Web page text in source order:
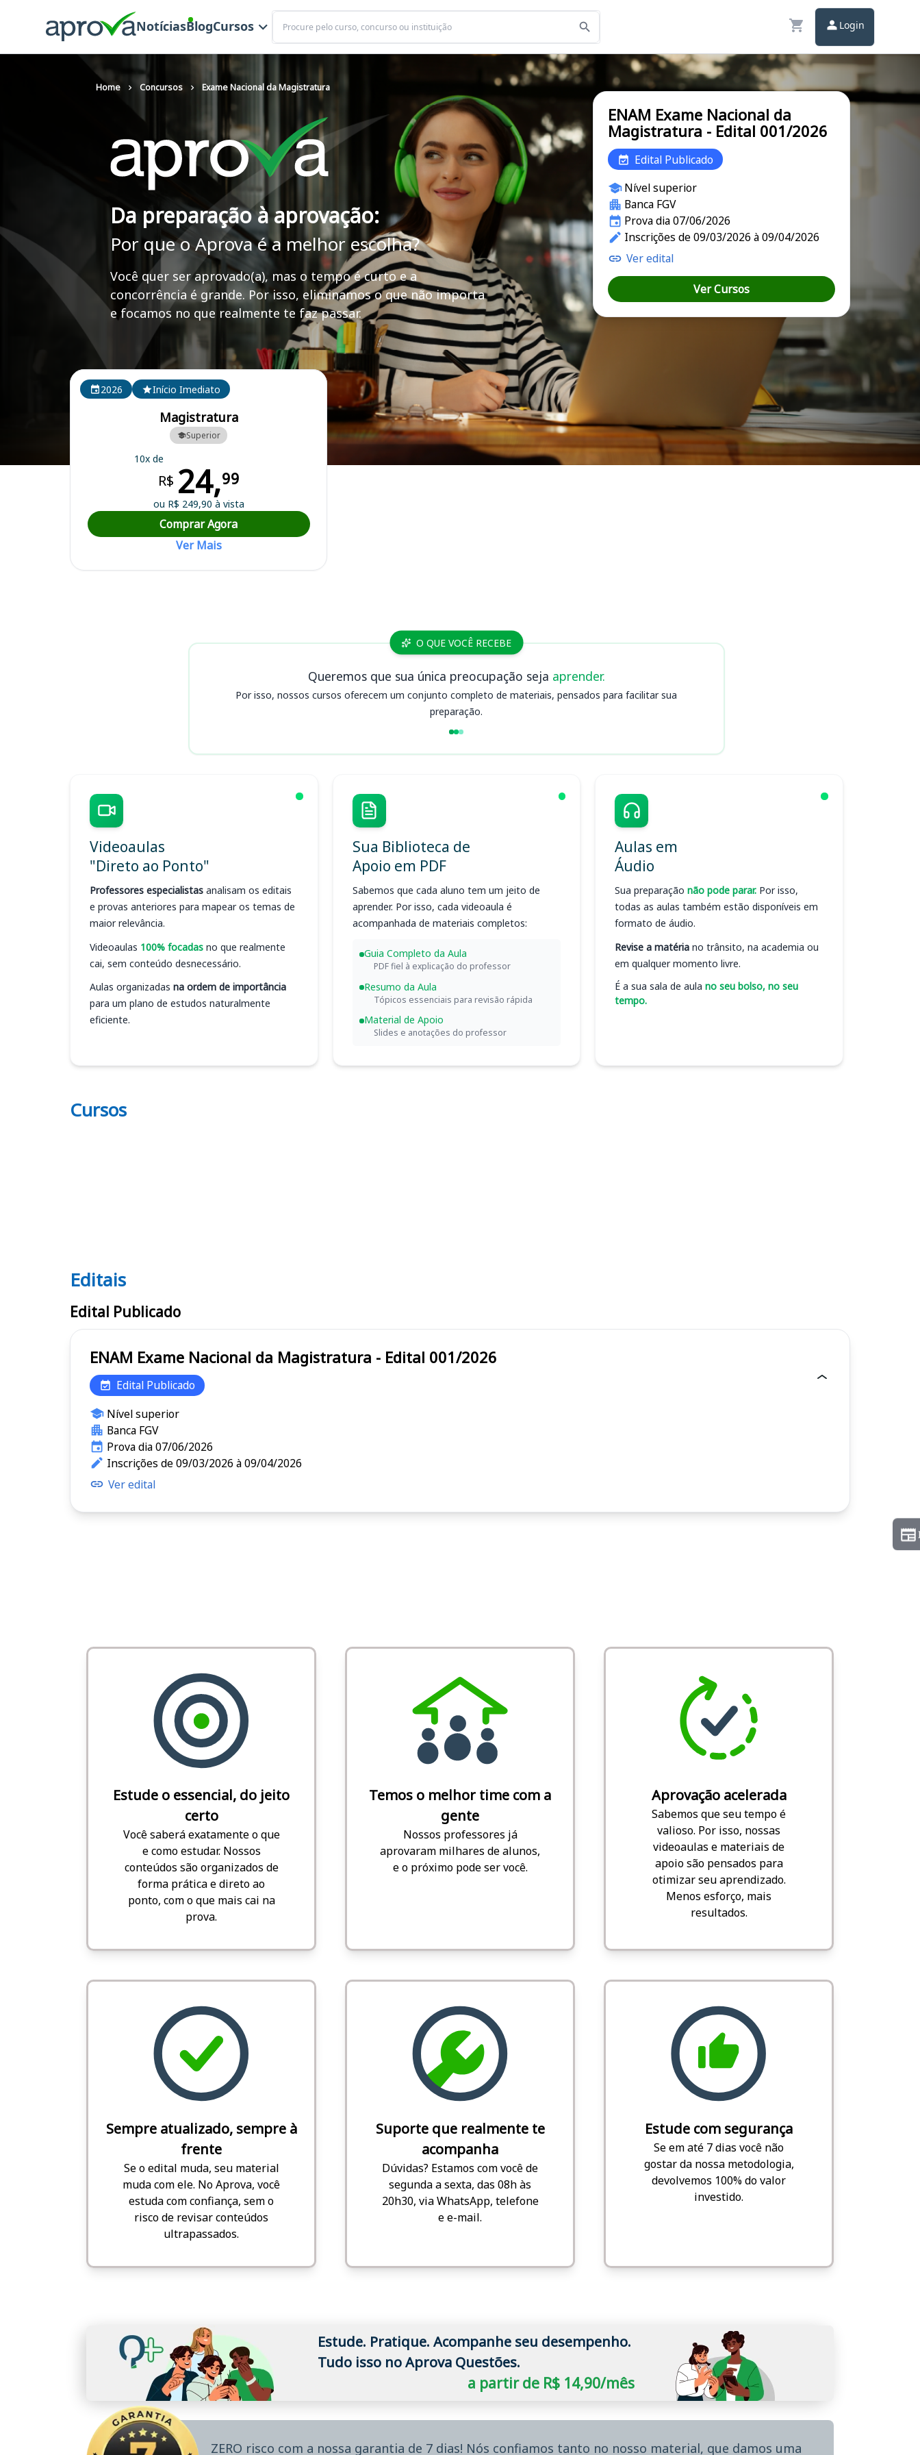
NotíciasBlogCursos
Buscar
Login
Home Concursos Exame Nacional da Magistratura
Da preparação à aprovação:
Por que o Aprova é a melhor escolha?
Você quer ser aprovado(a), mas o tempo é curto e a
concorrência é grande. Por isso, eliminamos o que não importa
e focamos no que realmente te faz passar.
Curso Preparatório para o Concurso ENAM - Exame Nacional da Magistratura
Cursos em destaque para passar no concurso ENAM
2026
Início Imediato
Magistratura
Superior
10x de
R$ 24,99
ou R$ 249,90 à vista
Comprar Agora
Ver Mais
ENAM Exame Nacional da
Magistratura - Edital 001/2026
Edital Publicado
Nível superior
Banca FGV
Prova dia 07/06/2026
Inscrições de 09/03/2026 à 09/04/2026
Ver edital
Ver Cursos
O QUE VOCÊ RECEBE
Queremos que sua única preocupação seja aprender.
Por isso, nossos cursos oferecem um conjunto completo de materiais, pensados para facilitar sua
preparação.
Videoaulas
"Direto ao Ponto"
Professores especialistas analisam os editais
e provas anteriores para mapear os temas de
maior relevância.
Videoaulas 100% focadas no que realmente
cai, sem conteúdo desnecessário.
Aulas organizadas na ordem de importância
para um plano de estudos naturalmente
eficiente.
Sua Biblioteca de
Apoio em PDF
Sabemos que cada aluno tem um jeito de
aprender. Por isso, cada videoaula é
acompanhada de materiais completos:
Guia Completo da Aula
PDF fiel à explicação do professor
Resumo da Aula
Tópicos essenciais para revisão rápida
Material de Apoio
Slides e anotações do professor
Aulas em
Áudio
Sua preparação não pode parar. Por isso,
todas as aulas também estão disponíveis em
formato de áudio.
Revise a matéria no trânsito, na academia ou
em qualquer momento livre.
É a sua sala de aula no seu bolso, no seu
tempo.
Cursos
Editais ENAM
Editais
Edital Publicado
ENAM Exame Nacional da Magistratura - Edital 001/2026
Edital Publicado
Nível superior
Banca FGV
Prova dia 07/06/2026
Inscrições de 09/03/2026 à 09/04/2026
Ver edital
Estude o essencial, do jeito
certo
Você saberá exatamente o que
e como estudar. Nossos
conteúdos são organizados de
forma prática e direto ao
ponto, com o que mais cai na
prova.
Temos o melhor time com a
gente
Nossos professores já
aprovaram milhares de alunos,
e o próximo pode ser você.
Aprovação acelerada
Sabemos que seu tempo é
valioso. Por isso, nossas
videoaulas e materiais de
apoio são pensados para
otimizar seu aprendizado.
Menos esforço, mais
resultados.
Sempre atualizado, sempre à
frente
Se o edital muda, seu material
muda com ele. No Aprova, você
estuda com confiança, sem o
risco de revisar conteúdos
ultrapassados.
Suporte que realmente te
acompanha
Dúvidas? Estamos com você de
segunda a sexta, das 08h às
20h30, via WhatsApp, telefone
e e-mail.
Estude com segurança
Se em até 7 dias você não
gostar da nossa metodologia,
devolvemos 100% do valor
investido.
Estude. Pratique. Acompanhe seu desempenho.
Tudo isso no Aprova Questões.
a partir de R$ 14,90/mês
ZERO risco com a nossa garantia de 7 dias! Nós confiamos tanto no nosso material, que damos uma